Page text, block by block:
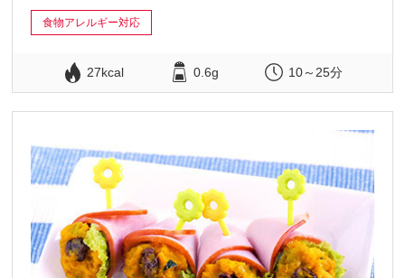
食物アレルギー対応
27kcal 0.6g 10～25分